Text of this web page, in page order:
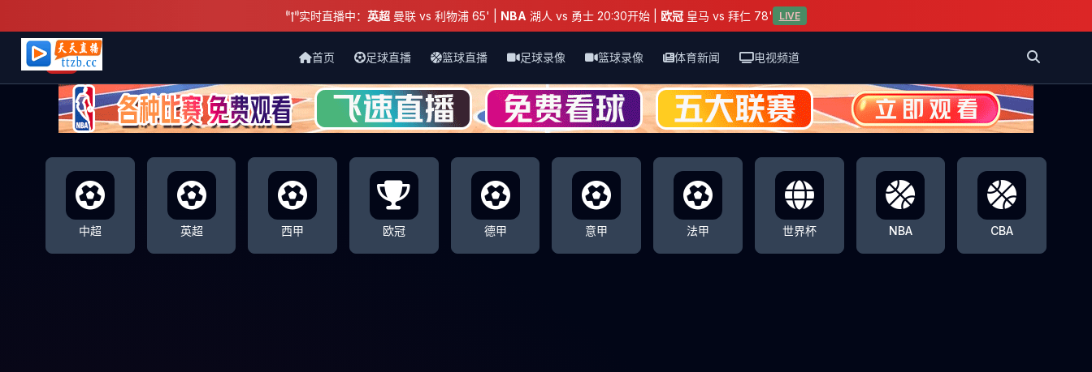
实时直播中： 英超曼联 vs 利物浦 65' | NBA 湖人 vs 勇士 20:30开始 | 欧冠皇马 vs 拜仁 78' LIVE
天天直播网
首页 足球直播 篮球直播 足球录像 篮球录像 体育新闻 电视频道
中超 英超 西甲 欧冠 德甲 意甲 法甲 世界杯 NBA CBA